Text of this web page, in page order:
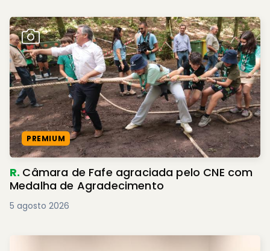
PREMIUM
R. Câmara de Fafe agraciada pelo CNE com
Medalha de Agradecimento
5 agosto 2026